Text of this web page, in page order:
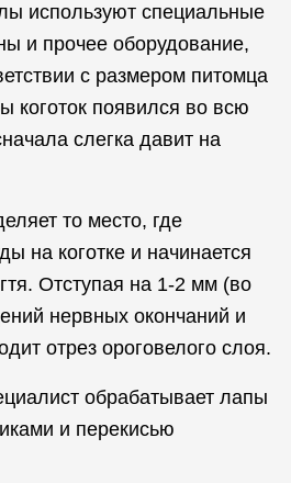
используют специальные
и прочее оборудование,
с размером питомца
коготок появился во всю
слегка давит на
то место, где
на коготке и начинается
Отступая на 1-2 мм (во
нервных окончаний и
отрез ороговелого слоя.
обрабатывает лапы
и перекисью